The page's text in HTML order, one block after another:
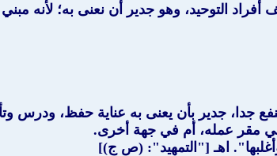
أفراد التوحيد، وهو جدير أن نعنى به؛ لأنه
محمد بن عبد الوهاب ـ رحمه الله ـ (ت: 1206) "كتاب عظيم النفع جدا، جدير بأن يعنى به
في مقر عمله، أم في جهة أخرى.
اهـ ["التمهيد": (ص ج)]